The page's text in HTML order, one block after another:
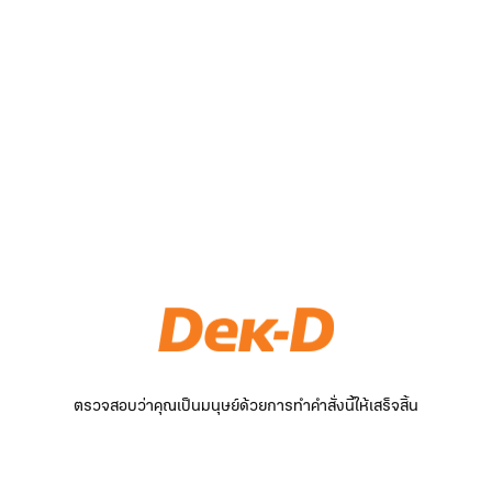
ตรวจสอบว่าคุณเป็นมนุษย์ด้วยการทำคำสั่งนี้ให้เสร็จสิ้น